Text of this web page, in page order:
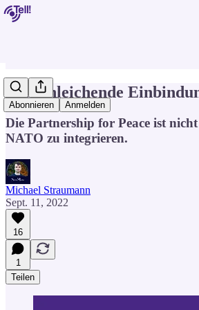
Abonnieren Anmelden
Die schleichende
Die Partnership for Peace ist
NATO zu integrieren.
Michael Straumann
Sept. 11, 2022
16
1
Teilen